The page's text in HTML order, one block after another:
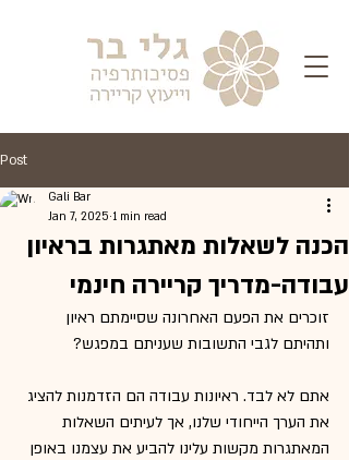
Post
הכנה לשאלות מאתגרות בראיון
עבודה-מדריך קריירה חינמי
Gali Bar
Jan 7, 2025 1 min read
זוכרים את הפעם האחרונה שסיימתם ראיון
ותהיתם לגבי התשובות שעניתם במפגש?
אתם לא לבד. ראיונות עבודה הם הזדמנות להציג
את הערך הייחודי שלנו, אך לעיתים השאלות
המאתגרות מקשות עלינו להביע את עצמנו באופן